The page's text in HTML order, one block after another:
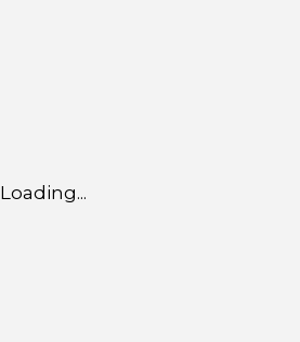
Loading...